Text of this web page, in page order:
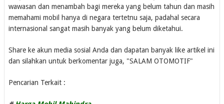
wawasan dan menambah bagi mereka yang belum tahun dan masih
memahami mobil hanya di negara tertetnu saja, padahal secara
internasional sangat masih banyak yang belum diketahui.
Share ke akun media sosial Anda dan dapatan banyak like artikel ini
dan silahkan untuk berkomentar juga, "SALAM OTOMOTIF"
Pencarian Terkait :